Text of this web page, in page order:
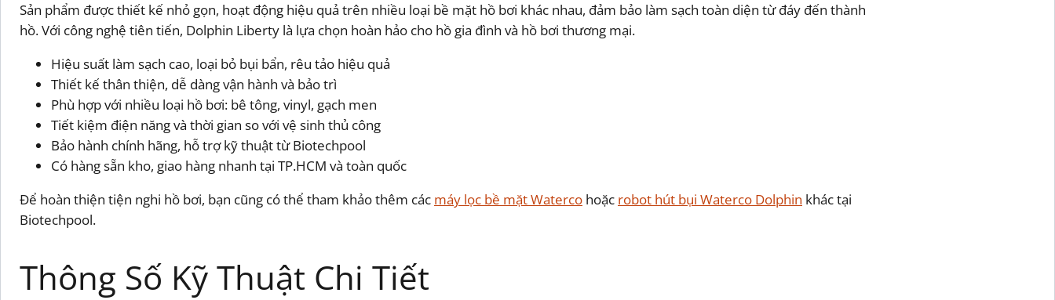
Sản phẩm được thiết kế nhỏ gọn, hoạt động hiệu quả trên nhiều loại bề mặt hồ bơi khác nhau, đảm bảo làm sạch toàn diện từ đáy đến thành
hồ. Với công nghệ tiên tiến, Dolphin Liberty là lựa chọn hoàn hảo cho hồ gia đình và hồ bơi thương mại.
Hiệu suất làm sạch cao, loại bỏ bụi bẩn, rêu tảo hiệu quả
Thiết kế thân thiện, dễ dàng vận hành và bảo trì
Phù hợp với nhiều loại hồ bơi: bê tông, vinyl, gạch men
Tiết kiệm điện năng và thời gian so với vệ sinh thủ công
Bảo hành chính hãng, hỗ trợ kỹ thuật từ Biotechpool
Có hàng sẵn kho, giao hàng nhanh tại TP.HCM và toàn quốc
Để hoàn thiện tiện nghi hồ bơi, bạn cũng có thể tham khảo thêm các máy lọc bề mặt Waterco hoặc robot hút bụi Waterco Dolphin khác tại
Biotechpool.
Thông Số Kỹ Thuật Chi Tiết